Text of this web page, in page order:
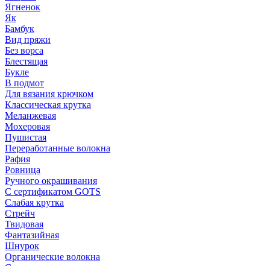
Ягненок
Як
Бамбук
Вид пряжи
Без ворса
Блестящая
Букле
В подмот
Для вязания крючком
Классическая крутка
Меланжевая
Мохеровая
Пушистая
Переработанные волокна
Рафия
Ровница
Ручного окрашивания
С сертификатом GOTS
Слабая крутка
Стрейч
Твидовая
Фантазийная
Шнурок
Органические волокна